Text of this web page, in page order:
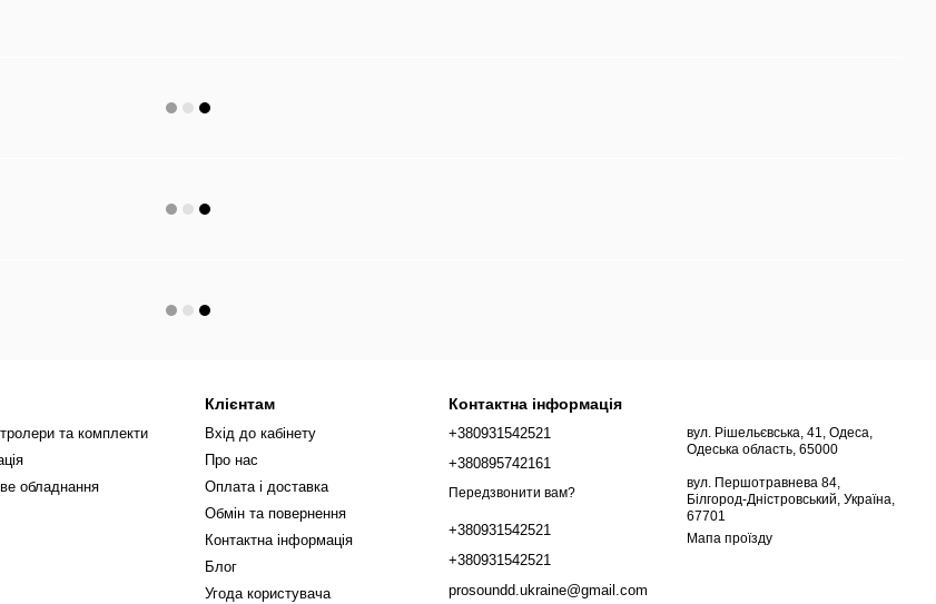
та комплекти
обладнання
Клієнтам
Вхід до кабінету
Про нас
Оплата і доставка
Обмін та повернення
Контактна інформація
Блог
Угода користувача
Контактна інформація
+380931542521
+380895742161
Передзвонити вам?
+380931542521
+380931542521
prosoundd.ukraine@gmail.com
вул. Рішельєвська, 41, Одеса,
Одеська область, 65000
вул. Першотравнева 84,
Білгород-Дністровський, Україна,
67701
Мапа проїзду